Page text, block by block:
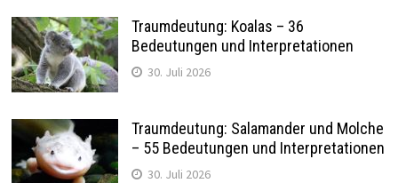
Traumdeutung: Koalas – 36
Bedeutungen und Interpretationen
30. Juli 2026
Traumdeutung: Salamander und Molche
– 55 Bedeutungen und Interpretationen
30. Juli 2026